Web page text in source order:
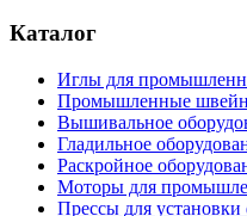
Каталог
Иглы для
Промышленные
Вышивальное
Гладильное
Раскройное
Моторы для
Прессы для